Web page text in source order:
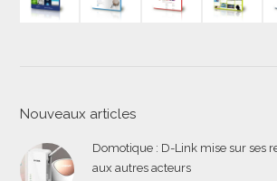
Nouveaux articles
Domotique : D-Link mise sur ses
aux autres acteurs